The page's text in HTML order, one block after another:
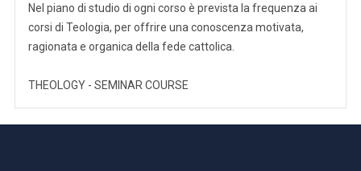
Nel piano di studio di ogni corso è prevista la frequenza ai
corsi di Teologia, per offrire una conoscenza motivata,
ragionata e organica della fede cattolica.
THEOLOGY - SEMINAR COURSE